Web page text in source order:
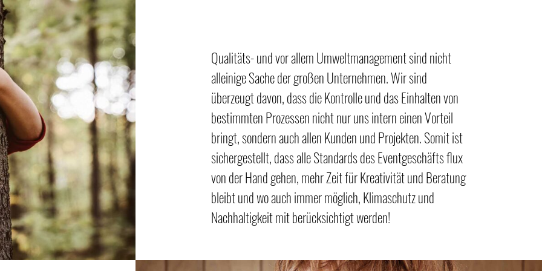
Qualitäts- und vor allem Umweltmanagement sind nicht
alleinige Sache der großen Unternehmen. Wir sind
überzeugt davon, dass die Kontrolle und das Einhalten von
bestimmten Prozessen nicht nur uns intern einen Vorteil
bringt, sondern auch allen Kunden und Projekten. Somit ist
sichergestellt, dass alle Standards des Eventgeschäfts flux
von der Hand gehen, mehr Zeit für Kreativität und Beratung
bleibt und wo auch immer möglich, Klimaschutz und
Nachhaltigkeit mit berücksichtigt werden!